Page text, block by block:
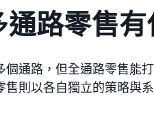
路零售有
個通路，但全通路零售能
售則以各自獨立的策略與